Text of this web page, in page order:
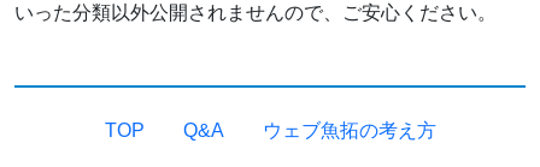
いった分類以外公開されませんので、ご安心ください。
TOP Q&A ウェブ魚拓の考え方